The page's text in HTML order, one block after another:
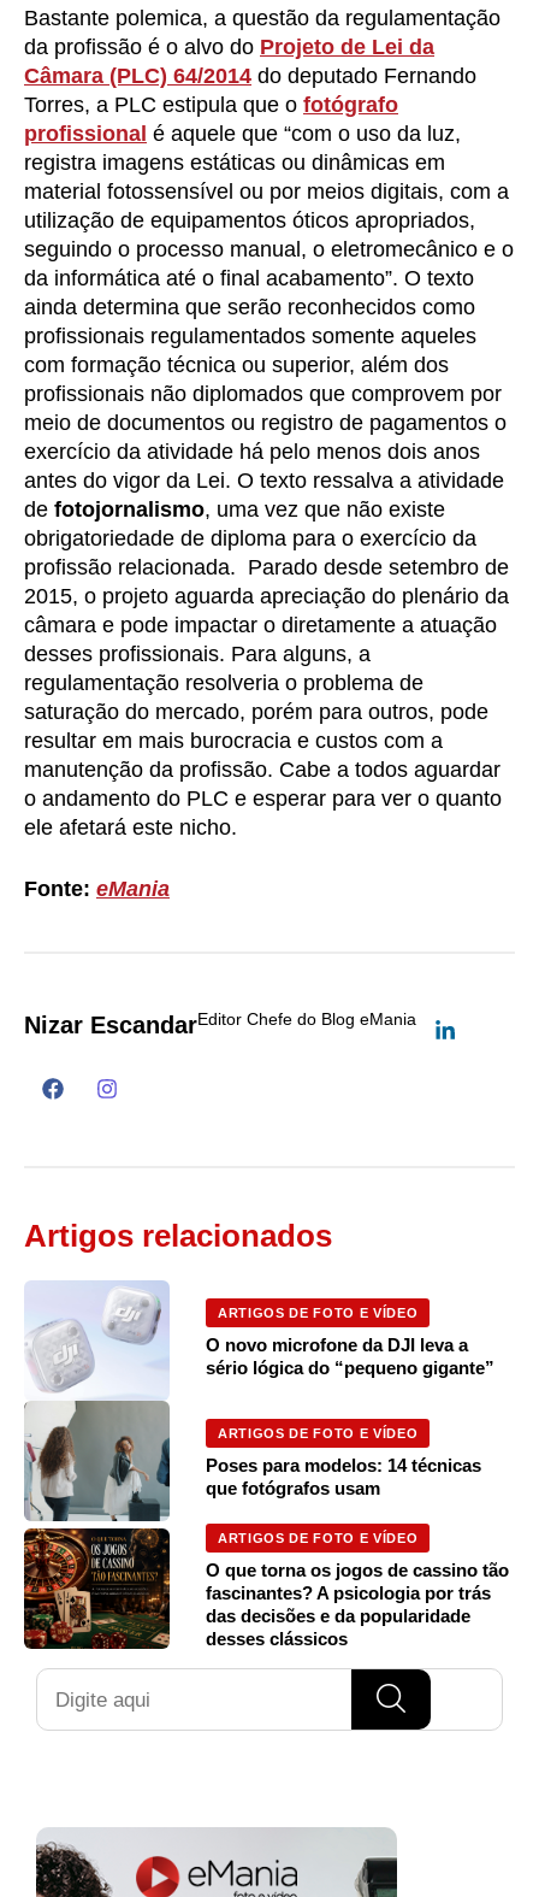
Bastante polemica, a questão da regulamentação
da profissão é o alvo do Projeto de Lei da
Câmara (PLC) 64/2014 do deputado Fernando
Torres, a PLC estipula que o fotógrafo
profissional é aquele que “com o uso da luz,
registra imagens estáticas ou dinâmicas em
material fotossensível ou por meios digitais, com a
utilização de equipamentos óticos apropriados,
seguindo o processo manual, o eletromecânico e o
da informática até o final acabamento”. O texto
ainda determina que serão reconhecidos como
profissionais regulamentados somente aqueles
com formação técnica ou superior, além dos
profissionais não diplomados que comprovem por
meio de documentos ou registro de pagamentos o
exercício da atividade há pelo menos dois anos
antes do vigor da Lei. O texto ressalva a atividade
de fotojornalismo, uma vez que não existe
obrigatoriedade de diploma para o exercício da
profissão relacionada. Parado desde setembro de
2015, o projeto aguarda apreciação do plenário da
câmara e pode impactar o diretamente a atuação
desses profissionais. Para alguns, a
regulamentação resolveria o problema de
saturação do mercado, porém para outros, pode
resultar em mais burocracia e custos com a
manutenção da profissão. Cabe a todos aguardar
o andamento do PLC e esperar para ver o quanto
ele afetará este nicho.
Fonte: eMania
Nizar EscandarEditor Chefe do Blog eMania
Artigos relacionados
ARTIGOS DE FOTO E VÍDEO
O novo microfone da DJI leva a
sério lógica do “pequeno gigante”
ARTIGOS DE FOTO E VÍDEO
Poses para modelos: 14 técnicas
que fotógrafos usam
ARTIGOS DE FOTO E VÍDEO
O que torna os jogos de cassino tão
fascinantes? A psicologia por trás
das decisões e da popularidade
desses clássicos
Pesquisar